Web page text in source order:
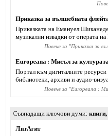
Приказка за вълшебната
Приказката на Емануел
музикални извадки от операта
Повече за "Приказка за
Europeana : Мисъл за
Портал към дигиталните
библиотеки, архиви и аудио-
Повече за "Europeana :
Съвпадащи ключови думи книги,
ЛитАгит